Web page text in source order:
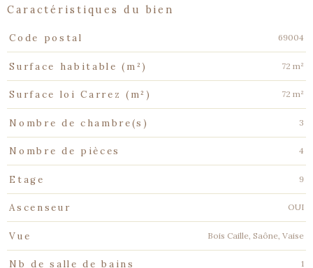
caractéristiques du bien
Caractéristiques Valeurs
Code postal 69004
Surface habitable (m²) 72 m²
Surface loi Carrez (m²) 72 m²
Nombre de chambre(s) 3
Nombre de pièces 4
Etage 9
Ascenseur OUI
Vue Bois Caille, Saône, Vaise
Nb de salle de bains 1